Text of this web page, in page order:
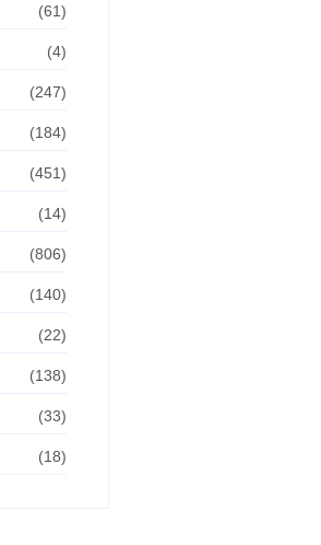
(61)
(4)
(247)
(184)
(451)
(14)
(806)
(140)
(22)
(138)
(33)
(18)